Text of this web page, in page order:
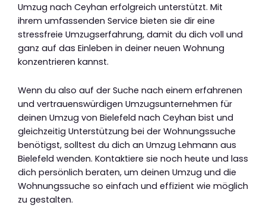
Umzug nach Ceyhan erfolgreich unterstützt. Mit
ihrem umfassenden Service bieten sie dir eine
stressfreie Umzugserfahrung, damit du dich voll und
ganz auf das Einleben in deiner neuen Wohnung
konzentrieren kannst.
Wenn du also auf der Suche nach einem erfahrenen
und vertrauenswürdigen Umzugsunternehmen für
deinen Umzug von Bielefeld nach Ceyhan bist und
gleichzeitig Unterstützung bei der Wohnungssuche
benötigst, solltest du dich an Umzug Lehmann aus
Bielefeld wenden. Kontaktiere sie noch heute und lass
dich persönlich beraten, um deinen Umzug und die
Wohnungssuche so einfach und effizient wie möglich
zu gestalten.